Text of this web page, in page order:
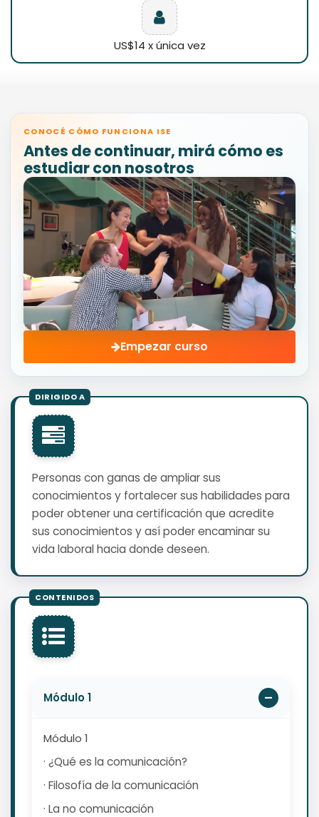
US$14 x única vez
CONOCÉ CÓMO FUNCIONA ISE
Antes de continuar, mirá cómo es
estudiar con nosotros
Empezar curso
Personas con ganas de ampliar sus
conocimientos y fortalecer sus habilidades para
poder obtener una certificación que acredite
sus conocimientos y así poder encaminar su
vida laboral hacia donde deseen.
Módulo 1
Módulo 1
· ¿Qué es la comunicación?
· Filosofía de la comunicación
· La no comunicación